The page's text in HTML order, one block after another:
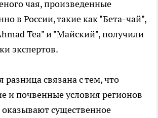
чая, произведенные
в России, такие как "Бета-чай",
Tea" и "Майский", получили
экспертов.
разница связана с тем, что
и почвенные условия регионов
существенное